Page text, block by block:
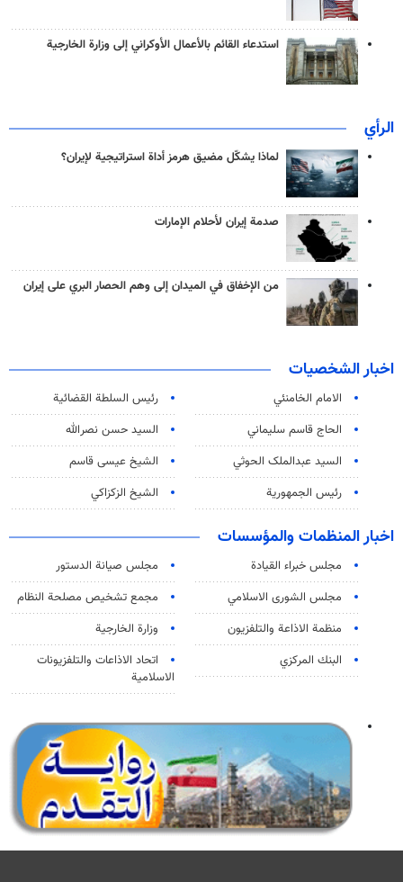
استدعاء القائم بالأعمال الأوكراني إلى وزارة الخارجية
الرأي
لماذا يشكّل مضيق هرمز أداة استراتيجية لإيران؟
صدمة إيران لأحلام الإمارات
من الإخفاق في الميدان إلى وهم الحصار البري على إيران
اخبار الشخصيات
الامام الخامنئي
رئیس السلطة القضائیة
الحاج قاسم سليماني
السيد حسن نصرالله
السید عبدالملک الحوثي
الشيخ عيسى قاسم
رئيس الجمهورية
الشيخ الزكزاكي
اخبار المنظمات والمؤسسات
مجلس خبراء القيادة
مجلس صيانة الدستور
مجلس الشورى الاسلامي
مجمع تشخيص مصلحة النظام
منظمة الاذاعة والتلفزیون
وزارة الخارجية
البنك المركزي
اتحاد الاذاعات والتلفزيونات
الاسلامية